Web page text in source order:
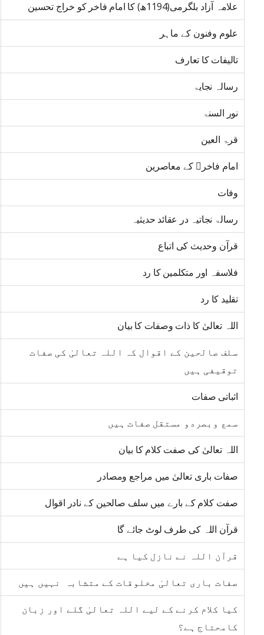
علامہ آزاد بلگرمی(1194ھ) کا امام فاخر کو خراج تحسین
علوم وفنون کے ماہر
تالیفات کا تعارف
رسالہ نجایۃ
نور السنۃ
قرۃ العین
امام فاخر﷫ کے معاصرین
وفات
رسالۃ نجاتیہ در عقائد حدیثیہ
قرآن وحدیث کی اتباع
فلاسفہ اور متکلمین کا رد
تقلید کا رد
اللہ تعالیٰ کا ذات وصفات کا بیان
سلف صالحین کے اقوال کہ اللہ تعالیٰ کی صفات
توقیفی ہیں
اثباتی صفات
سمع وبصردو مستقل صفات ہیں
اللہ تعالیٰ کی صفت کلام کا بیان
صفات باری تعالیٰ میں مراجع ومصادر
صفت کلام کے بارے میں سلف صالحین کے نادر اقوال
قرآن اللہ کی طرف لوٹ جائے گا
قرآن اللہ نے نازل کیا ہے
صفات باری تعالیٰ مخلوقات کے متشابہ نہیں ہیں
کیا کلام کرنے کے لیے اللہ تعالیٰ گلے اور زبان
کامحتاج ہے؟